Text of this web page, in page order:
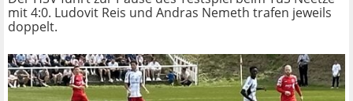
mit 4:0. Ludovit Reis und Andras Nemeth trafen jeweils
doppelt.